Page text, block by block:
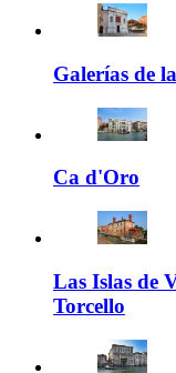
Galerías de
Ca d'Oro
Las Islas de
Torcello